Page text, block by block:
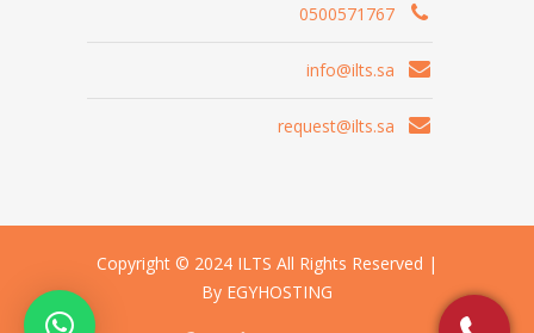
0500571767
info@ilts.sa
request@ilts.sa
Copyright © 2024 ILTS All Rights Reserved |
By EGYHOSTING